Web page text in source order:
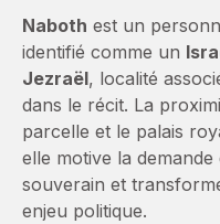
Naboth est un
identifié comme un
Jezraël, localité
dans le récit. La
parcelle et le palais
elle motive la
souverain et
enjeu politique.